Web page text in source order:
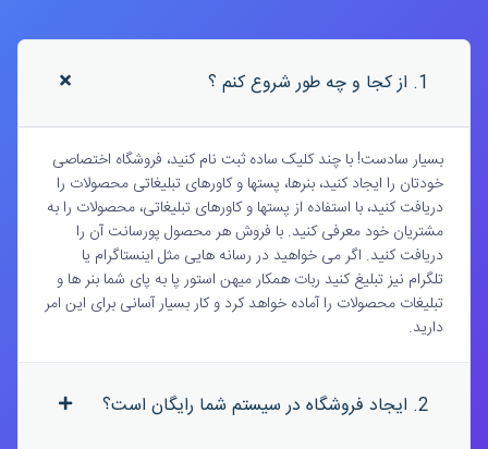
1. از کجا و چه طور شروع کنم ؟
بسیار سادست! با چند کلیک ساده ثبت نام کنید، فروشگاه اختصاصی
خودتان را ایجاد کنید، بنرها، پستها و کاورهای تبلیغاتی محصولات را
دریافت کنید، با استفاده از پستها و کاورهای تبلیغاتی، محصولات را به
مشتریان خود معرفی کنید. با فروش هر محصول پورسانت آن را
دریافت کنید. اگر می خواهید در رسانه هایی مثل اینستاگرام یا
تلگرام نیز تبلیغ کنید ربات همکار میهن استور پا به پای شما بنر ها و
تبلیغات محصولات را آماده خواهد کرد و کار بسیار آسانی برای این امر
دارید.
2. ایجاد فروشگاه در سیستم شما رایگان است؟